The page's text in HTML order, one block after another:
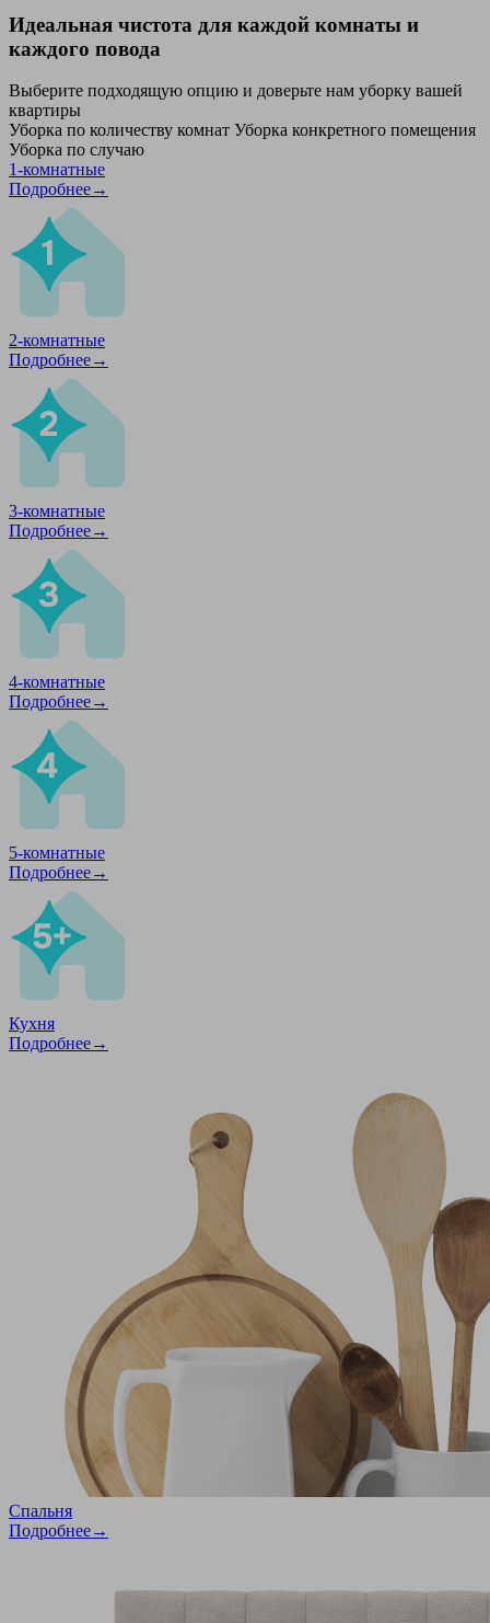
Идеальная чистота для каждой комнаты и
каждого повода
Выберите подходящую опцию и доверьте нам уборку вашей
квартиры
Уборка по количеству комнат Уборка конкретного помещения
Уборка по случаю
1-комнатные
Подробнее→
2-комнатные
Подробнее→
3-комнатные
Подробнее→
4-комнатные
Подробнее→
5-комнатные
Подробнее→
Кухня
Подробнее→
Спальня
Подробнее→